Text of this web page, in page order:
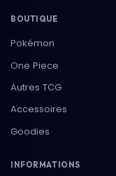
BOUTIQUE
Pokémon
One Piece
Autres TCG
Accessoires
Goodies
INFORMATIONS